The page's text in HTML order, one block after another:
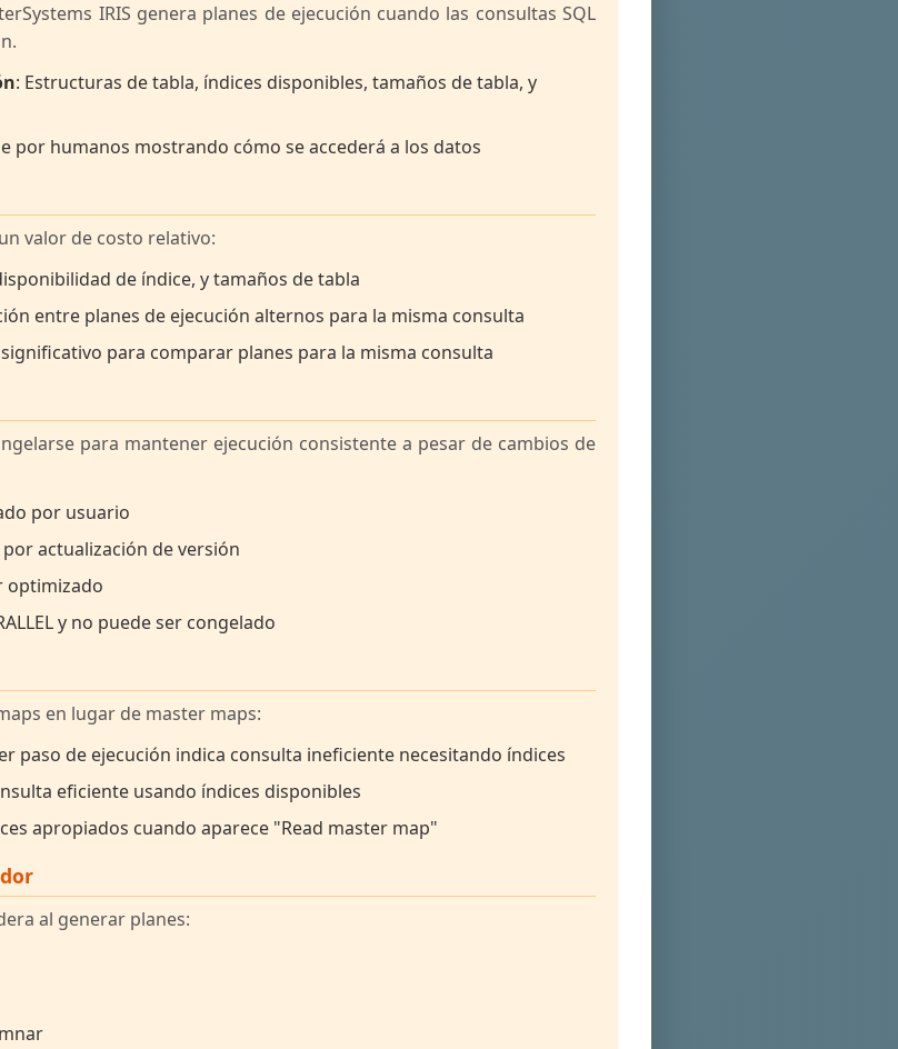
IRIS genera planes de ejecución cuando las consultas SQL
: Estructuras de tabla, índices disponibles, tamaños de tabla, y
por humanos mostrando cómo se accederá a los datos
valor de costo relativo:
de índice, y tamaños de tabla
entre planes de ejecución alternos para la misma consulta
significativo para comparar planes para la misma consulta
para mantener ejecución consistente a pesar de cambios de
por usuario
actualización de versión
optimizado
y no puede ser congelado
en lugar de master maps:
paso de ejecución indica consulta ineficiente necesitando índices
eficiente usando índices disponibles
apropiados cuando aparece "Read master map"
al generar planes: